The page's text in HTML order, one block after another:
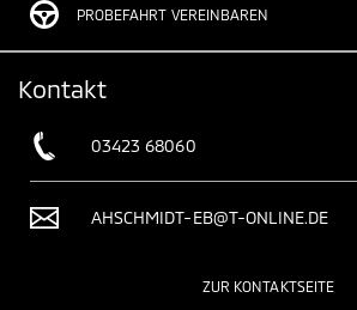
PROBEFAHRT VEREINBAREN
Kontakt
03423 68060
AHSCHMIDT-EB@T-ONLINE.DE
ZUR KONTAKTSEITE